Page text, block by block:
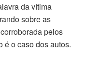
da vítima
sobre as
pelos
é o caso dos autos.